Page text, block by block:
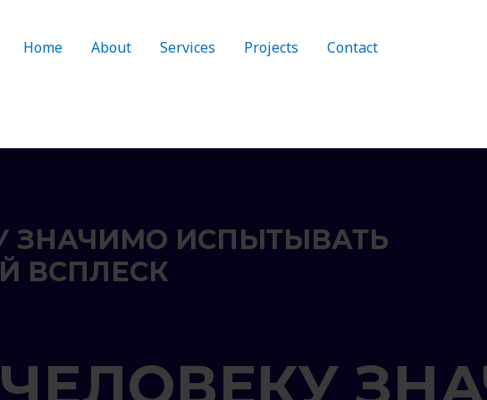
Home About Services Projects Contact
ЗНАЧИМО ИСПЫТЫВАТЬ
ВСПЛЕСК